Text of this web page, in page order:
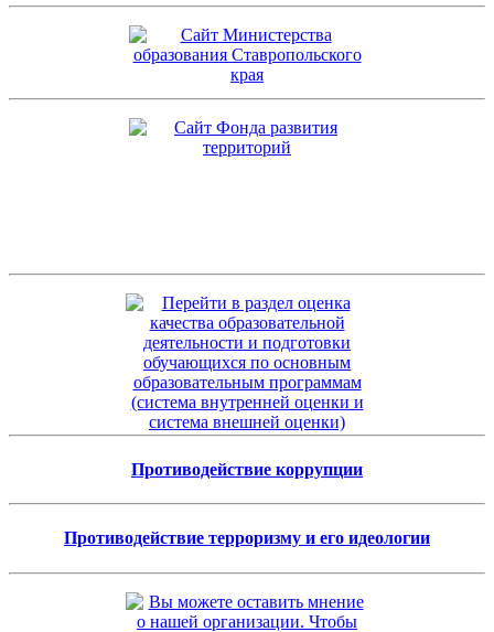
Противодействие коррупции
Противодействие терроризму и его идеологии